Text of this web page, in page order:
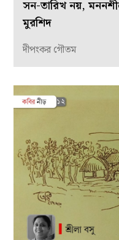
সন-তারিখ নয়,
মুরশিদ
দীপংকর গৌতম